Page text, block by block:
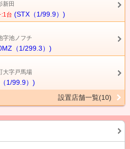
新田
台 (STX（1/99.9）)
字池ノフチ
（1/299.3）)
大字戸馬場
1/99.9）)
設置店舗一覧(10)